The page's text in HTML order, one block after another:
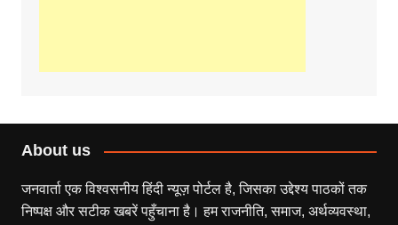
About us
जनवार्ता एक विश्वसनीय हिंदी न्यूज़ पोर्टल है, जिसका उद्देश्य पाठकों तक
निष्पक्ष और सटीक खबरें पहुँचाना है। हम राजनीति, समाज, अर्थव्यवस्था,